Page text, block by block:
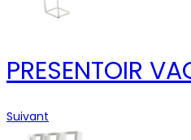
PRESENTOIR
Suivant